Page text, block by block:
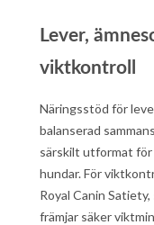
Lever,
viktkontroll
Näringsstöd för
balanserad
särskilt utformat
hundar. För
Royal Canin
främjar säker